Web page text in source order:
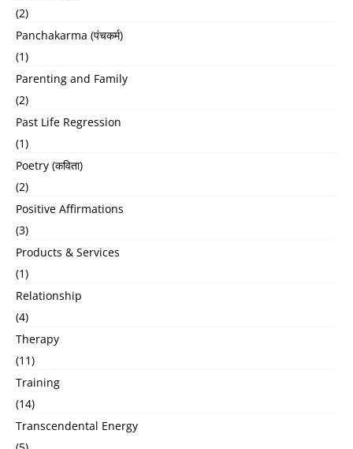
(2)
Panchakarma (पंचकर्म)
(1)
Parenting and Family
(2)
Past Life Regression
(1)
Poetry (कविता)
(2)
Positive Affirmations
(3)
Products & Services
(1)
Relationship
(4)
Therapy
(11)
Training
(14)
Transcendental Energy